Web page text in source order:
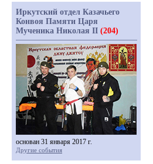
Иркутский отдел Казачьего
Конвоя Памяти Царя
Мученика Николая II (204)
основан 31 января 2017 г.
Другие события